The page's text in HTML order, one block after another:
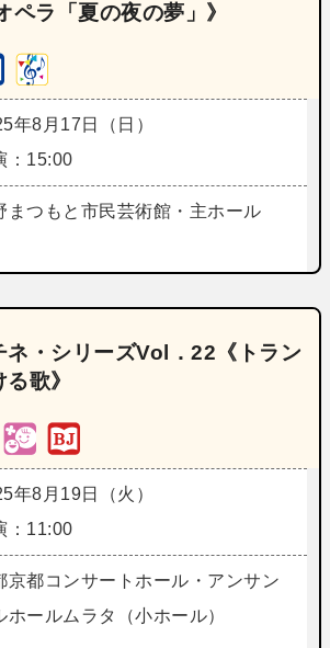
ペラ「夏の夜の夢」》
年8月17日（日）
：15:00
まつもと市民芸術館・主ホール
ネ・シリーズVol．22《トラン
歌》
年8月19日（火）
：11:00
京都コンサートホール・アンサン
ホールムラタ（小ホール）